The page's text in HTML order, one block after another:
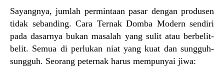
Sayangnya, jumlah permintaan pasar dengan produsen
tidak sebanding. Cara Ternak Domba Modern sendiri
pada dasarnya bukan masalah yang sulit atau berbelit-
belit. Semua di perlukan niat yang kuat dan sungguh-
sungguh. Seorang peternak harus mempunyai jiwa: